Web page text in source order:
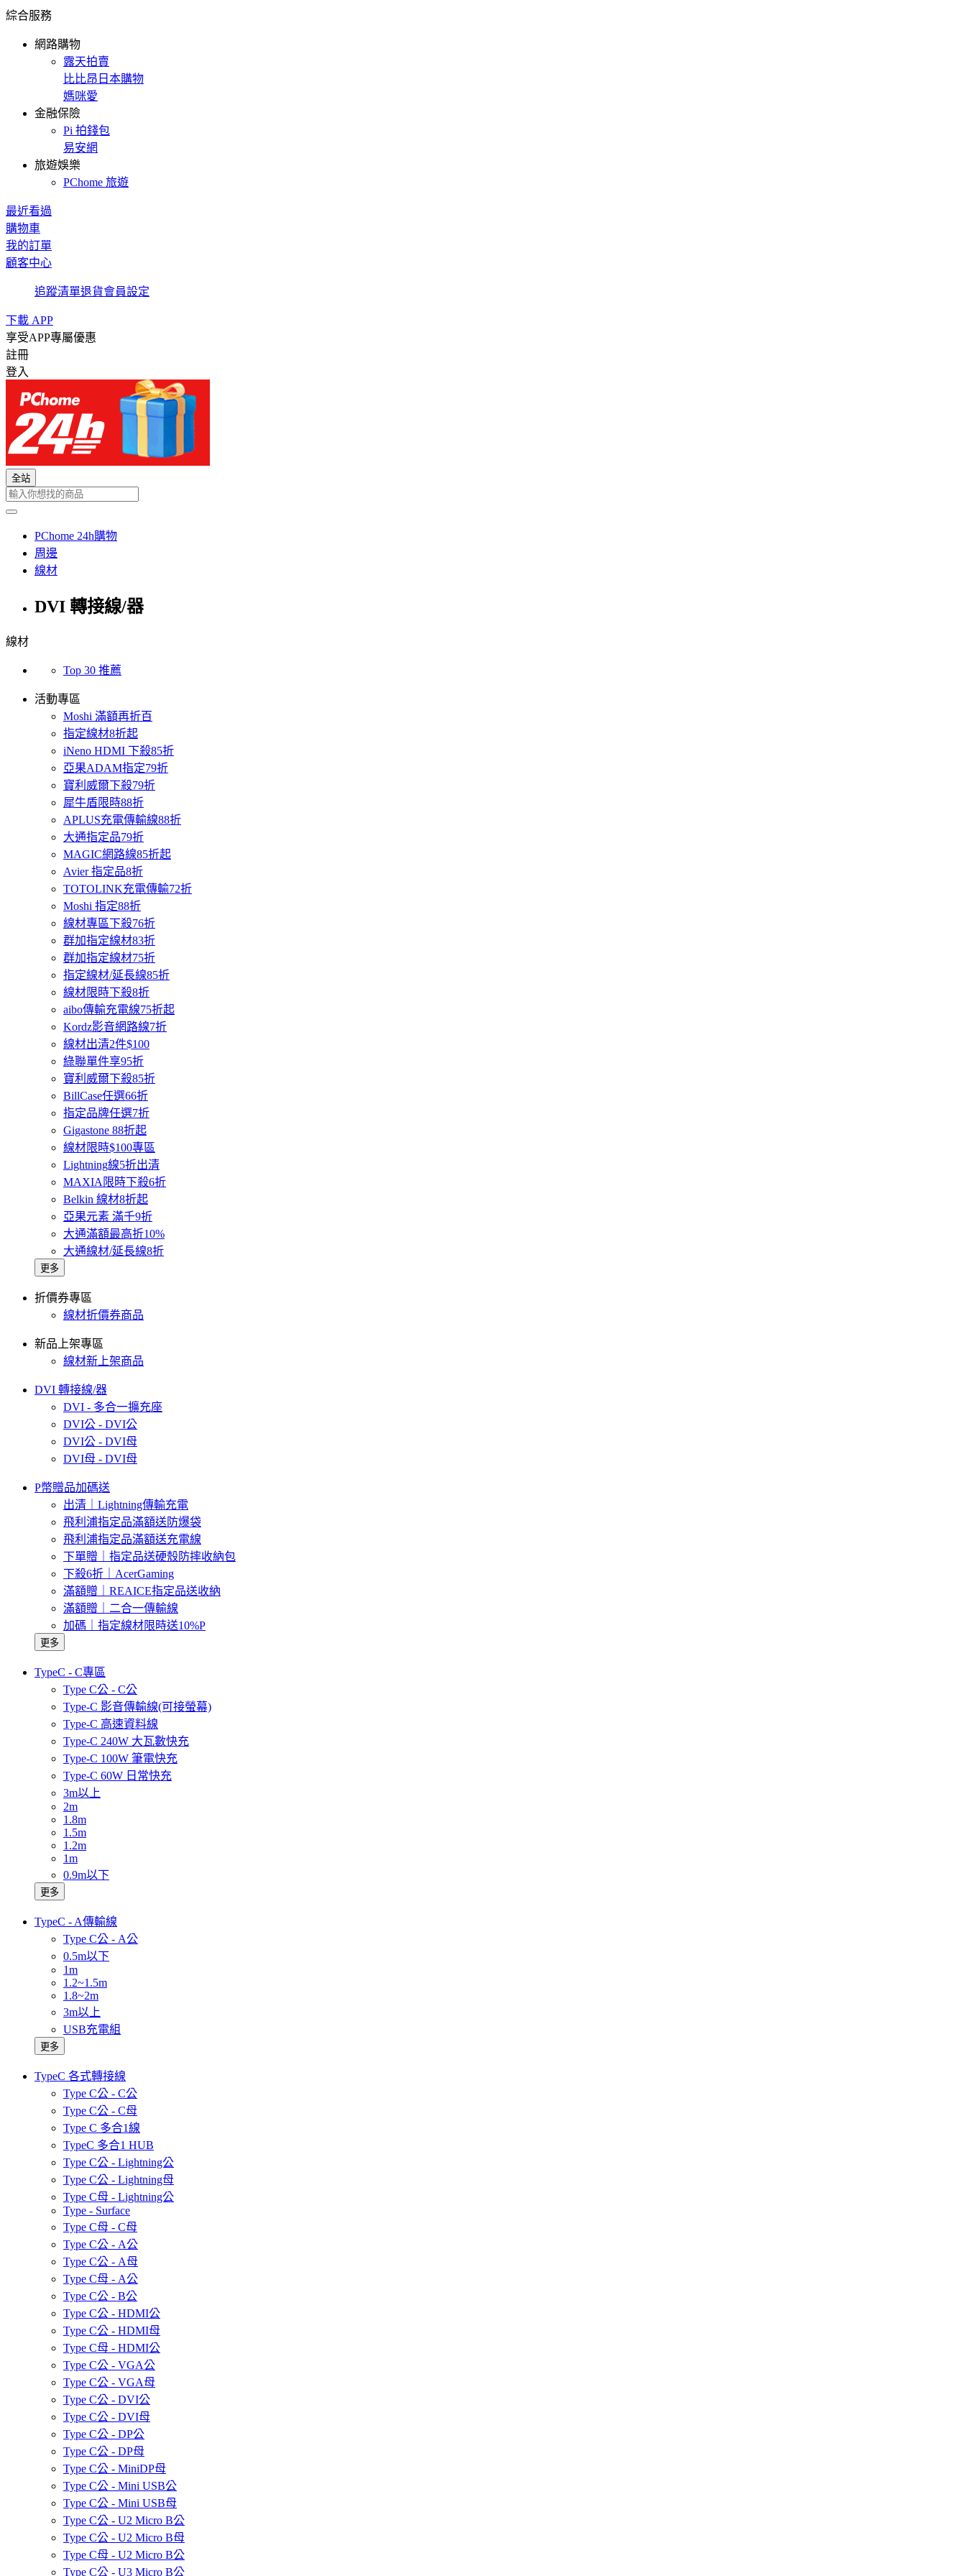
綜合服務
網路購物
露天拍賣
比比昂日本購物
媽咪愛
金融保險
Pi 拍錢包
易安網
旅遊娛樂
PChome 旅遊
最近看過
購物車
我的訂單
顧客中心
追蹤清單退貨會員設定
下載 APP
享受APP專屬優惠
註冊
登入
全站
PChome 24h購物
周邊
線材
DVI 轉接線/器
線材
Top 30 推薦
活動專區
Moshi 滿額再折百
指定線材8折起
iNeno HDMI 下殺85折
亞果ADAM指定79折
寶利威爾下殺79折
犀牛盾限時88折
APLUS充電傳輸線88折
大通指定品79折
MAGIC網路線85折起
Avier 指定品8折
TOTOLINK充電傳輸72折
Moshi 指定88折
線材專區下殺76折
群加指定線材83折
群加指定線材75折
指定線材/延長線85折
線材限時下殺8折
aibo傳輸充電線75折起
Kordz影音網路線7折
線材出清2件$100
綠聯單件享95折
寶利威爾下殺85折
BillCase任選66折
指定品牌任選7折
Gigastone 88折起
線材限時$100專區
Lightning線5折出清
MAXIA限時下殺6折
Belkin 線材8折起
亞果元素 滿千9折
大通滿額最高折10%
大通線材/延長線8折
更多
折價券專區
線材折價券商品
新品上架專區
線材新上架商品
DVI 轉接線/器
DVI - 多合一擴充座
DVI公 - DVI公
DVI公 - DVI母
DVI母 - DVI母
P幣贈品加碼送
出清｜Lightning傳輸充電
飛利浦指定品滿額送防爆袋
飛利浦指定品滿額送充電線
下單贈｜指定品送硬殼防摔收納包
下殺6折｜AcerGaming
滿額贈｜REAICE指定品送收納
滿額贈｜二合一傳輸線
加碼｜指定線材限時送10%P
更多
TypeC - C專區
Type C公 - C公
Type-C 影音傳輸線(可接螢幕)
Type-C 高速資料線
Type-C 240W 大瓦數快充
Type-C 100W 筆電快充
Type-C 60W 日常快充
3m以上
2m
1.8m
1.5m
1.2m
1m
0.9m以下
更多
TypeC - A傳輸線
Type C公 - A公
0.5m以下
1m
1.2~1.5m
1.8~2m
3m以上
USB充電組
更多
TypeC 各式轉接線
Type C公 - C公
Type C公 - C母
Type C 多合1線
TypeC 多合1 HUB
Type C公 - Lightning公
Type C公 - Lightning母
Type C母 - Lightning公
Type - Surface
Type C母 - C母
Type C公 - A公
Type C公 - A母
Type C母 - A公
Type C公 - B公
Type C公 - HDMI公
Type C公 - HDMI母
Type C母 - HDMI公
Type C公 - VGA公
Type C公 - VGA母
Type C公 - DVI公
Type C公 - DVI母
Type C公 - DP公
Type C公 - DP母
Type C公 - MiniDP母
Type C公 - Mini USB公
Type C公 - Mini USB母
Type C公 - U2 Micro B公
Type C公 - U2 Micro B母
Type C母 - U2 Micro B公
Type C公 - U3 Micro B公